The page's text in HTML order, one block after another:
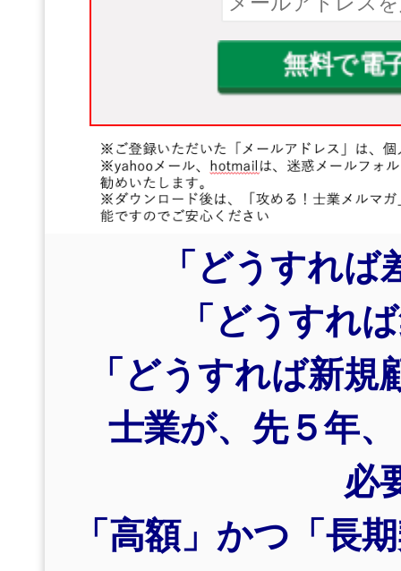
「どうすれ
「どうすれ
「どうすれば新
士業が、先５年
必
「高額」かつ「長